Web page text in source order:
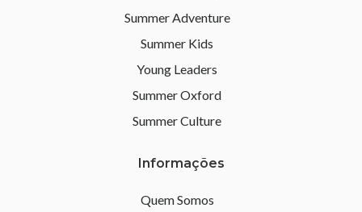
Summer Adventure
Summer Kids
Young Leaders
Summer Oxford
Summer Culture
Informações
Quem Somos